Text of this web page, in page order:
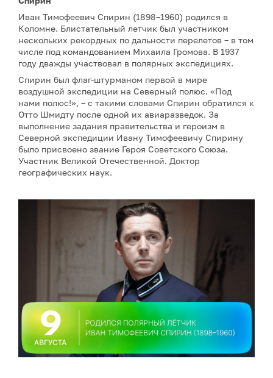
Иван Тимофеевич Спирин (1898–1960) родился в
Коломне. Блистательный летчик был участником
нескольких рекордных по дальности перелетов – в том
числе под командованием Михаила Громова. В 1937
году дважды участвовал в полярных экспедициях.
Спирин был флаг-штурманом первой в мире
воздушной экспедиции на Северный полюс. «Под
нами полюс!», – с такими словами Спирин обратился к
Отто Шмидту после одной их авиаразведок. За
выполнение задания правительства и героизм в
Северной экспедиции Ивану Тимофеевичу Спирину
было присвоено звание Героя Советского Союза.
Участник Великой Отечественной. Доктор
географических наук.